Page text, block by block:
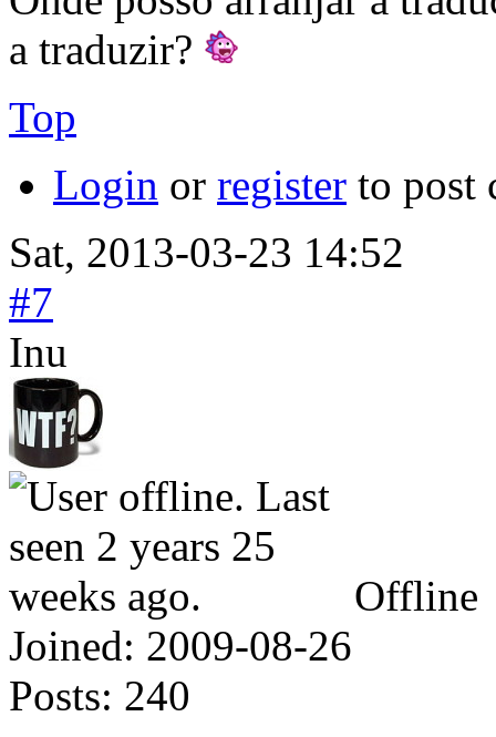
a traduzir?
Top
Login or register to post
Sat, 2013-03-23 14:52
#7
Inu
Offline
Joined: 2009-08-26
Posts: 240